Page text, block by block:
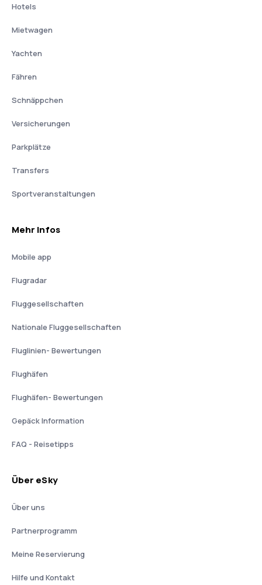
Hotels
Mietwagen
Yachten
Fähren
Schnäppchen
Versicherungen
Parkplätze
Transfers
Sportveranstaltungen
Mehr Infos
Mobile app
Flugradar
Fluggesellschaften
Nationale Fluggesellschaften
Fluglinien- Bewertungen
Flughäfen
Flughäfen- Bewertungen
Gepäck Information
FAQ - Reisetipps
Über eSky
Über uns
Partnerprogramm
Meine Reservierung
Hilfe und Kontakt